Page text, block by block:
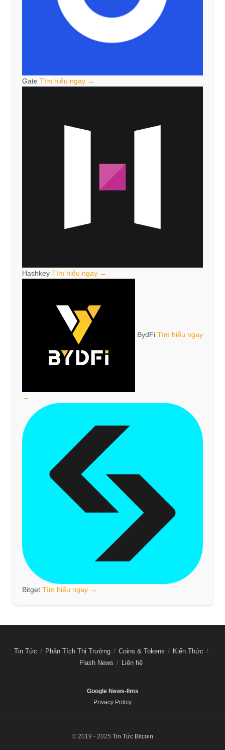
Gate Tìm hiểu ngay →
Hashkey Tìm hiểu ngay →
BydFi Tìm hiểu ngay
→
Bitget Tìm hiểu ngay →
Tin Tức Phân Tích Thị Trường Coins & Tokens
Kiến Thức
Flash News
Liên hệ
Google News-llms
Privacy Policy
© 2019 - 2025 Tin Tức Bitcoin